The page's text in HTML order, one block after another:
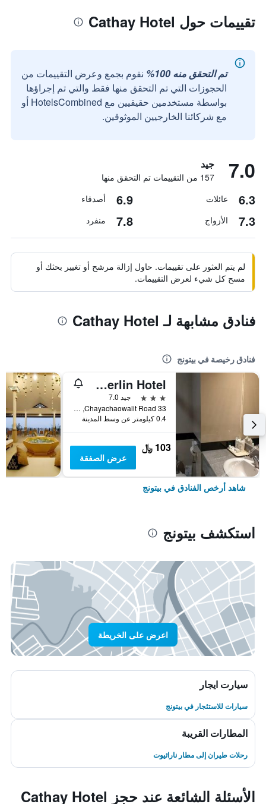
تقييمات حول Cathay Hotel
تم التحقق منه 100%
نقوم بجمع وعرض التقييمات من
الحجوزات التي تم التحقق منها فقط والتي تم إجراؤها
بواسطة مستخدمين حقيقيين مع HotelsCombined أو
مع شركائنا الخارجيين الموثوقين.
7.0 جيد
157 من التقييمات تم التحقق منها
6.3 عائلات 6.9 أصدقاء
7.3 الأزواج 7.8 منفرد
لم يتم العثور على تقييمات. حاول إزالة مرشح أو تغيير بحثك أو
مسح كل شيء لعرض التقييمات.
فنادق مشابهة لـ Cathay Hotel
فنادق رخيصة في بيتونج
Betong Merlin Hotel
3 نجوم
جيد 7.0
33 Chayachaowalit Road, بيتونج, تايلاند
0.4 كيلومتر عن وسط المدينة
103 ﷼
عرض الصفقة
شاهد أرخص الفنادق في بيتونج
استكشف بيتونج
اعرض على الخريطة
سيارت ايجار
سيارات للاستئجار في بيتونج
المطارات القريبة
رحلات طيران إلى مطار ناراثيوت
الأسئلة الشائعة عند حجز Cathay Hotel